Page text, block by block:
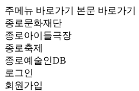
주메뉴 바로가기
본문 바로가기
종로문화재단
종로아이들극장
종로축제
종로예술인DB
로그인
회원가입